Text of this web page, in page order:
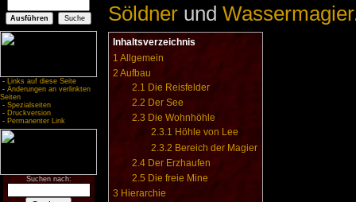
- Links auf diese Seite
- Änderungen an verlinkten
Seiten
- Spezialseiten
- Druckversion
- Permanenter Link
Suchen nach:
Söldnerund Wassermagier
Inhaltsverzeichnis
1 Allgemein
2 Aufbau
2.1 Die Reisfelder
2.2 Der See
2.3 Die Wohnhöhle
2.3.1 Höhle von Lee
2.3.2 Bereich der Magier
2.4 Der Erzhaufen
2.5 Die freie Mine
3 Hierarchie